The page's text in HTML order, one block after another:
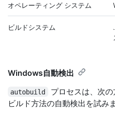
オペレーティング システム
ビルドシステム
Windows自動検出
autobuild
プロセスは、次
ビルド方法の自動検出を試みま